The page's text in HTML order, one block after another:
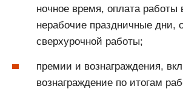
ночное время, оплата
нерабочие праздничные дни,
сверхурочной работы;
премии и вознаграждения,
вознаграждение по итогам